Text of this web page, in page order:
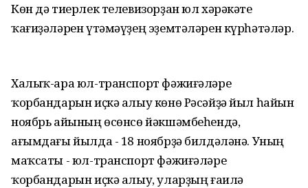
Көн дә тиерлек телевизорҙан юл хәрәкәте
ҡағиҙәләрен үтәмәүҙең эҙемтәләрен күрһәтәләр.
Халыҡ-ара юл-транспорт фәжиғәләре
ҡорбандарын иҫкә алыу көнө Рәсәйҙә йыл һайын
ноябрь айының өсөнсө йәкшәмбеһендә,
ағымдағы йылда - 18 ноябрҙә билдәләнә. Уның
маҡсаты - юл-транспорт фәжиғәләре
ҡорбандарын иҫкә алыу, уларҙың ғаилә